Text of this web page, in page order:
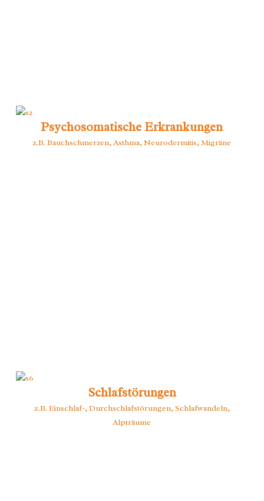
Psychosomatische Erkrankungen
z.B. Bauchschmerzen, Asthma, Neurodermitis, Migräne
Schlafstörungen
z.B. Einschlaf-, Durchschlafstörungen, Schlafwandeln,
Alpträume